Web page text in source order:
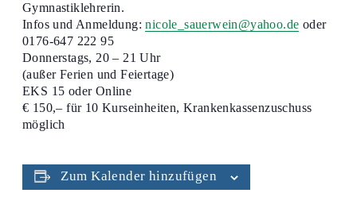
Gymnastiklehrerin.
Infos und Anmeldung:nicole_sauerwein@yahoo.de oder
0176-647 222 95
Donnerstags, 20 – 21 Uhr
(außer Ferien und Feiertage)
EKS 15 oder Online
€ 150,– für 10 Kurseinheiten, Krankenkassenzuschuss
möglich
Zum Kalender hinzufügen